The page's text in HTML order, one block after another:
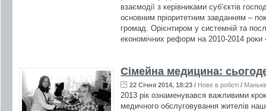
взаємодії з керівниками суб’єктів
основним пріоритетним завданням –
громад. Орієнтиром у системній та
економічних реформ на 2010-2014
Сімейна медицина:
22 Січня 2014, 18:23 / Нове в роботі /
2013 рік ознаменувався важливими
медичного обслуговування жителів